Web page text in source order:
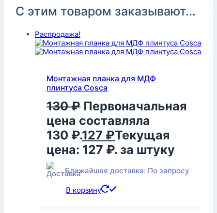
С этим товаром заказывают...
Распродажа!
Монтажная планка для МДФ
плинтуса Cosca
130₽ Первоначальная
цена составляла
130 ₽.127 ₽Текущая
цена: 127 ₽. за штуку
Ближайшая доставка: По запросу
В корзину